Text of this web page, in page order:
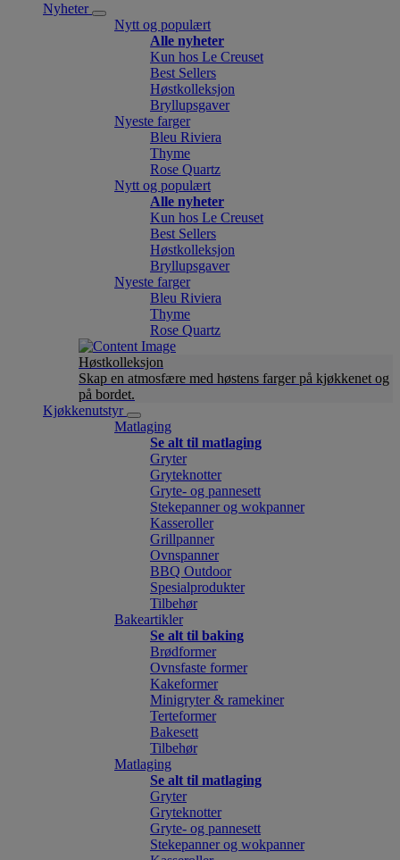
Nyheter
Nytt og populært
Alle nyheter
Kun hos Le Creuset
Best Sellers
Høstkolleksjon
Bryllupsgaver
Nyeste farger
Bleu Riviera
Thyme
Rose Quartz
Nytt og populært
Alle nyheter
Kun hos Le Creuset
Best Sellers
Høstkolleksjon
Bryllupsgaver
Nyeste farger
Bleu Riviera
Thyme
Rose Quartz
Høstkolleksjon
Skap en atmosfære med høstens farger på kjøkkenet og
på bordet.
Kjøkkenutstyr
Matlaging
Se alt til matlaging
Gryter
Gryteknotter
Gryte- og pannesett
Stekepanner og wokpanner
Kasseroller
Grillpanner
Ovnspanner
BBQ Outdoor
Spesialprodukter
Tilbehør
Bakeartikler
Se alt til baking
Brødformer
Ovnsfaste former
Kakeformer
Minigryter & ramekiner
Terteformer
Bakesett
Tilbehør
Matlaging
Se alt til matlaging
Gryter
Gryteknotter
Gryte- og pannesett
Stekepanner og wokpanner